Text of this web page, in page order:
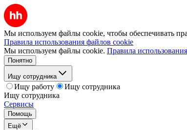
Мы используем файлы cookie, чтобы обеспечивать
Правила использования файлов cookie
Мы используем файлы cookie. Правила
Понятно
Ищу сотрудника
Ищу работу
Ищу сотрудника
Ищу сотрудника
Сервисы
Помощь
Ещё